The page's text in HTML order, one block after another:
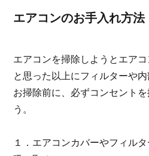
エアコンのお手入れ方法
エアコンを掃除しようとエア
と思った以上にフィルターや内
お掃除前に、必ずコンセント
う。
１．エアコンカバーやフィル